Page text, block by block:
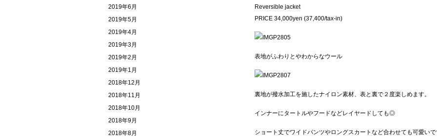
Reversible jacket
PRICE 34,000yen (37,400/tax-in)
表地がふわりとやわからなウール
裏地が撥水加工を施したナイロン素材、表と裏で２度楽しめます。
インナーにタートルやフードなどレイヤードしても◎
ショート丈でワイドパンツやロングスカートなど合わせても可愛い
2019年6月
2019年5月
2019年4月
2019年3月
2019年2月
2019年1月
2018年12月
2018年11月
2018年10月
2018年9月
2018年8月